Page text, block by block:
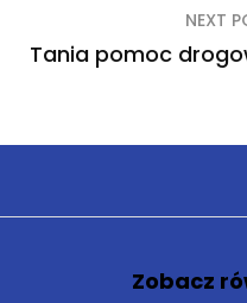
NEXT
Tania pomoc
Zobacz